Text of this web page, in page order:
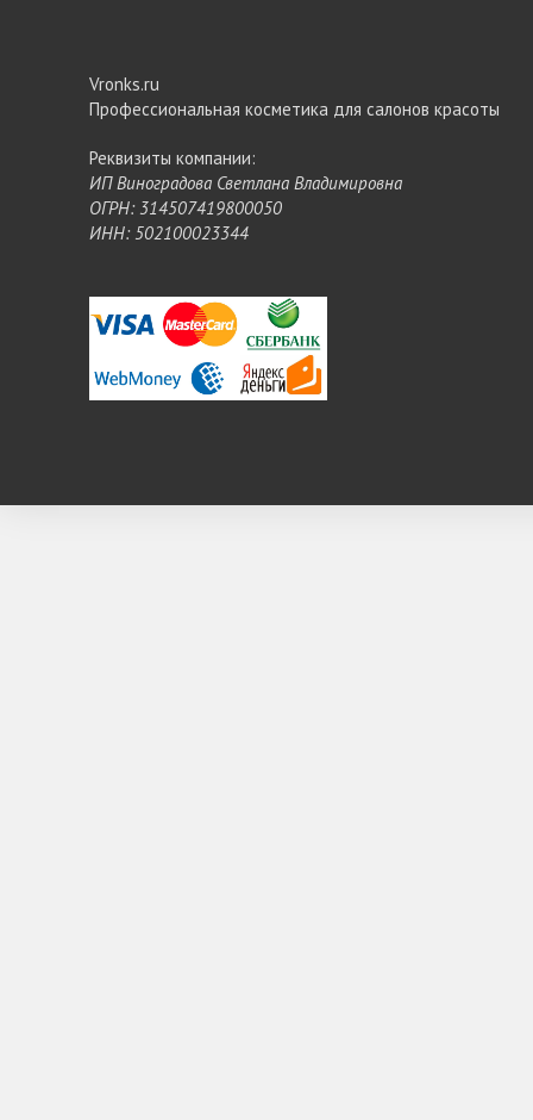
Vronks.ru
Профессиональная косметика для салонов красоты
Реквизиты компании:
ИП Виноградова Светлана Владимировна
ОГРН: 314507419800050
ИНН: 502100023344